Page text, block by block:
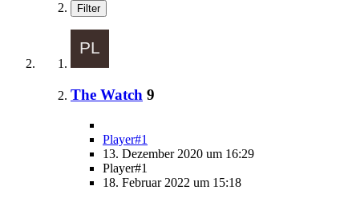
Filter
The Watch 9
Player#1
13. Dezember 2020 um 16:29
Player#1
18. Februar 2022 um 15:18